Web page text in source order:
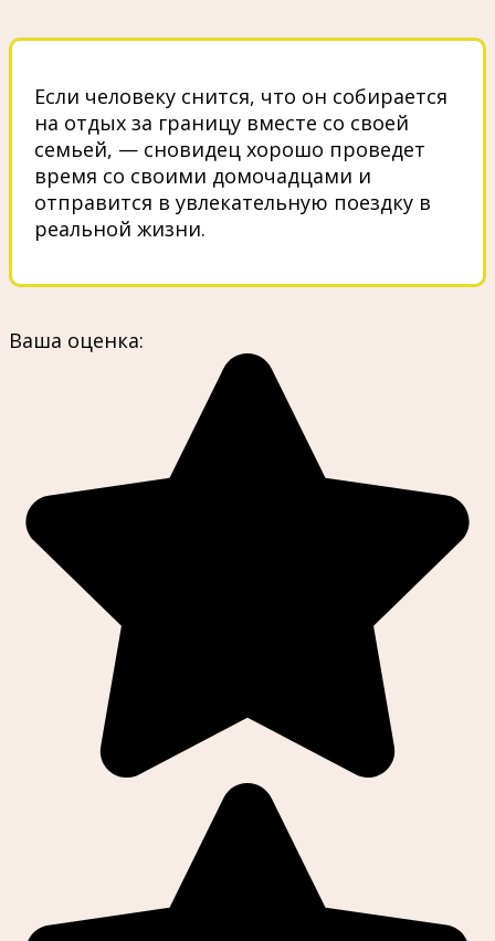
Если человеку снится, что он собирается
на отдых за границу вместе со своей
семьей, — сновидец хорошо проведет
время со своими домочадцами и
отправится в увлекательную поездку в
реальной жизни.
Ваша оценка: